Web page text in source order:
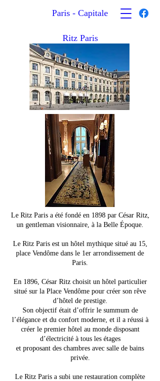
Paris - Capitale
Ritz Paris
Le Ritz Paris a été fondé en 1898 par César Ritz,
un gentleman visionnaire, à la Belle Époque.
Le Ritz Paris est un hôtel mythique situé au 15,
place Vendôme dans le 1er arrondissement de
Paris.
En 1896, César Ritz choisit un hôtel particulier
situé sur la Place Vendôme pour créer son rêve
d’hôtel de prestige.
Son objectif était d’offrir le summum de
l’élégance et du confort moderne, et il a réussi à
créer le premier hôtel au monde disposant
d’électricité à tous les étages
et proposant des chambres avec salle de bains
privée.
Le Ritz Paris a subi une restauration complète